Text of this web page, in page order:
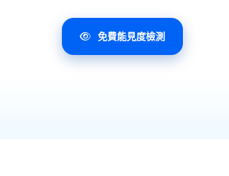
免費能見度檢測